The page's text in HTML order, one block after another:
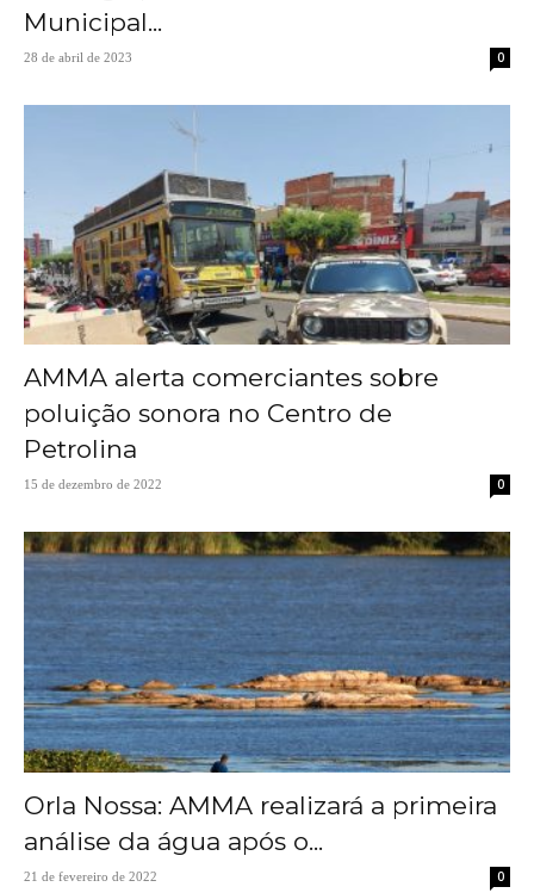
Municipal...
28 de abril de 2023 0
AMMA alerta comerciantes sobre
poluição sonora no Centro de
Petrolina
15 de dezembro de 2022 0
Orla Nossa: AMMA realizará a primeira
análise da água após o...
21 de fevereiro de 2022 0